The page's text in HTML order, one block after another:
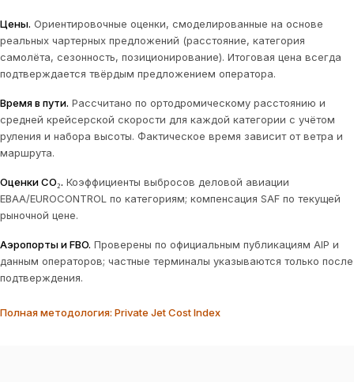
Цены. Ориентировочные оценки, смоделированные на основе
реальных чартерных предложений (расстояние, категория
самолёта, сезонность, позиционирование). Итоговая цена всегда
подтверждается твёрдым предложением оператора.
Время в пути. Рассчитано по ортодромическому расстоянию и
средней крейсерской скорости для каждой категории с учётом
руления и набора высоты. Фактическое время зависит от ветра и
маршрута.
Оценки CO₂. Коэффициенты выбросов деловой авиации
EBAA/EUROCONTROL по категориям; компенсация SAF по текущей
рыночной цене.
Аэропорты и FBO. Проверены по официальным публикациям AIP и
данным операторов; частные терминалы указываются только после
подтверждения.
Полная методология: Private Jet Cost Index